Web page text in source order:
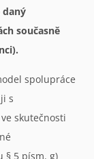
daný
současně
spolupráce
s
skutečnosti
§ 5 písm. g)